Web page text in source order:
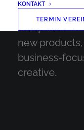
KONTAKT
TERMIN
We partners
companies to
new
business-
creative.